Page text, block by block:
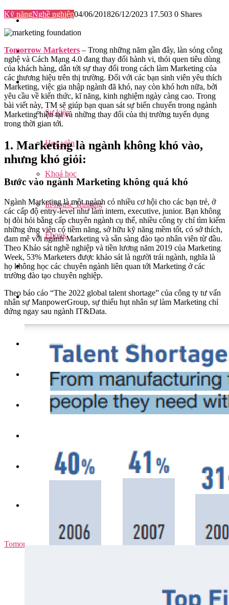
Sự kiện
Học viên
Khoá học
In-house Training
Ebook
Follow us:
Facebook
Tomorrow Marketers
Kỹ năngNghề nghiệp04/06/201826/12/2023 17.503 0 Shares
Tomorrow Marketers – Trong những năm gần đây, làn sóng công
nghệ và Cách Mạng 4.0 đang thay đổi hành vi, thói quen tiêu dùng
của khách hàng, dẫn tới sự thay đổi trong cách làm Marketing của
các thương hiệu trên thị trường. Đối với các bạn sinh viên yêu thích
Marketing, việc gia nhập ngành đã khó, nay còn khó hơn nữa, bởi
yêu cầu về kiến thức, kĩ năng, kinh nghiệm ngày càng cao. Trong
bài viết này, TM sẽ giúp bạn quan sát sự biến chuyển trong ngành
Marketing hiện tại và những thay đổi của thị trường tuyển dụng
trong thời gian tới.
1. Marketing là ngành không khó vào,
nhưng khó giỏi:
Bước vào ngành Marketing không quá khó
Ngành Marketing là một ngành có nhiều cơ hội cho các bạn trẻ, ở
các cấp độ entry-level như làm intern, executive, junior. Bạn không
bị đòi hỏi bằng cấp chuyên ngành cụ thể, nhiều công ty chỉ tìm kiếm
những ứng viên có tiềm năng, sở hữu kỹ năng mềm tốt, có sở thích,
đam mê với ngành Marketing và sẵn sàng đào tạo nhân viên từ đầu.
Theo Khảo sát nghề nghiệp và tiền lương năm 2019 của Marketing
Week, 53% Marketers được khảo sát là người trái ngành, nghĩa là
họ không học các chuyên ngành liên quan tới Marketing ở các
trường đào tạo chuyên nghiệp.
Theo báo cáo “The 2022 global talent shortage” của công ty tư vấn
nhân sự ManpowerGroup, sự thiếu hụt nhân sự làm Marketing chỉ
đứng ngay sau ngành IT&Data.